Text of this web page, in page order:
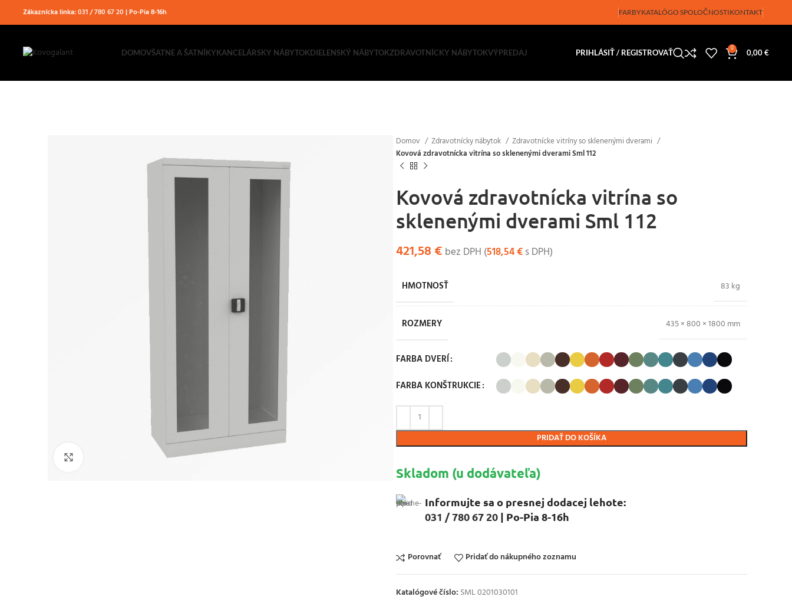
Zákaznícka linka:031 / 780 67 20 | Po-Pia 8-16h FARBYKATALÓGO SPOLOČNOSTIKONTAKT
DOMOVŠATNE A ŠATNÍKYKANCELÁRSKY NÁBYTOKDIELENSKÝ NÁBYTOKZDRAVOTNÍCKY NÁBYTOKVÝPREDAJ PRIHLÁSIŤ / REGISTROVAŤ 0 0,00€
Domov Zdravotnícky nábytok
Zdravotnícke vitríny so sklenenými dverami
Kovová zdravotnícka vitrína so sklenenými dverami Sml 112
Kovová zdravotnícka vitrína so
sklenenými dverami Sml 112
421,58 € bez DPH (518,54€s DPH)
HMOTNOSŤ 83 kg
ROZMERY 435 × 800 × 1800 mm
FARBA DVERÍ
FARBA KONŠTRUKCIE
PRIDAŤ DO KOŠÍKA
Skladom (u dodávateľa)
Informujte sa o presnej dodacej lehote:
031 / 780 67 20 | Po-Pia 8-16h
Porovnať Pridať do nákupného zoznamu
Katalógové číslo: SML 0201030101